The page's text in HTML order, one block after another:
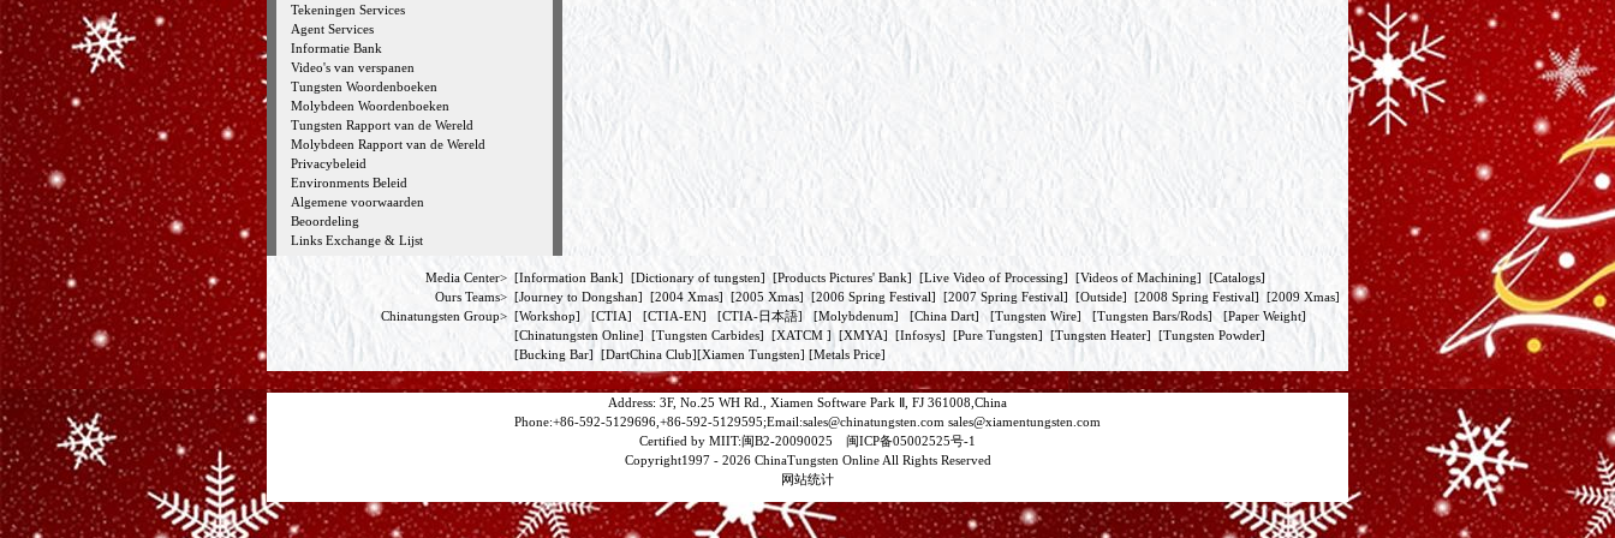
Tekeningen Services
Agent Services
Informatie Bank
Video's van verspanen
Tungsten Woordenboeken
Molybdeen Woordenboeken
Tungsten Rapport van de Wereld
Molybdeen Rapport van de Wereld
Privacybeleid
Environments Beleid
Algemene voorwaarden
Beoordeling
Links Exchange & Lijst
Media Center> [Information Bank] [Dictionary of tungsten] [Products Pictures' Bank] [Live Video of Processing] [Videos of Machining] [Catalogs]
Ours Teams> [Journey to Dongshan] [2004 Xmas] [2005 Xmas] [2006 Spring Festival] [2007 Spring Festival] [Outside] [2008 Spring Festival] [2009 Xmas]
Chinatungsten Group> [Workshop] [CTIA] [CTIA-EN] [CTIA-日本語] [Molybdenum] [China Dart] [Tungsten Wire] [Tungsten Bars/Rods] [Paper Weight]
[Chinatungsten Online] [Tungsten Carbides] [XATCM ] [XMYA] [Infosys] [Pure Tungsten] [Tungsten Heater] [Tungsten Powder]
[Bucking Bar] [DartChina Club][Xiamen Tungsten] [Metals Price]
Address: 3F, No.25 WH Rd., Xiamen Software Park Ⅱ, FJ 361008,China
Phone:+86-592-5129696,+86-592-5129595;Email:sales@chinatungsten.com sales@xiamentungsten.com
Certified by MIIT:闽B2-20090025 闽ICP备05002525号-1
Copyright1997 - 2026 ChinaTungsten Online All Rights Reserved
网站统计